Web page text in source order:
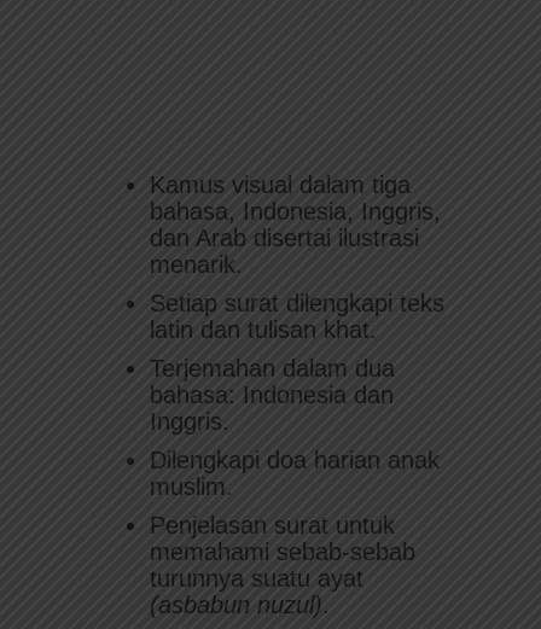
Kamus visual dalam tiga
bahasa, Indonesia, Inggris,
dan Arab disertai ilustrasi
menarik.
Setiap surat dilengkapi teks
latin dan tulisan khat.
Terjemahan dalam dua
bahasa: Indonesia dan
Inggris.
Dilengkapi doa harian anak
muslim.
Penjelasan surat untuk
memahami sebab-sebab
turunnya suatu ayat
(asbabun nuzul).